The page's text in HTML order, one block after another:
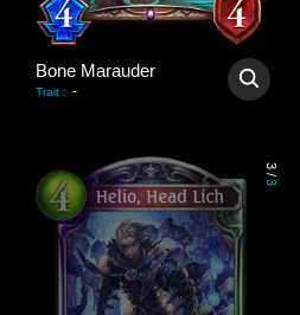
Bone Marauder
Trait : -
3
/
3